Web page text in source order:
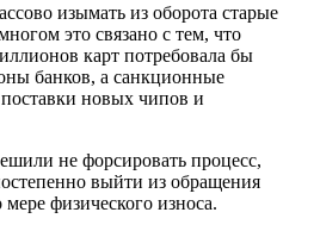
изымать из оборота старые
это связано с тем, что
карт потребовала бы
банков, а санкционные
новых чипов и
не форсировать процесс,
выйти из обращения
физического износа.